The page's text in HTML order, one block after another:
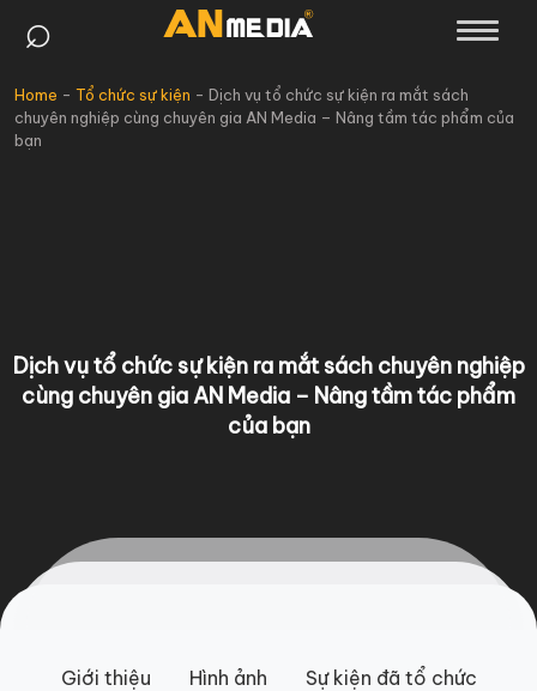
⌕
Home - Tổ chức sự kiện - Dịch vụ tổ chức sự kiện ra mắt sách
chuyên nghiệp cùng chuyên gia AN Media – Nâng tầm tác phẩm của
bạn
Dịch vụ tổ chức sự kiện ra mắt sách chuyên nghiệp
cùng chuyên gia AN Media – Nâng tầm tác phẩm
của bạn
Giới thiệu Hình ảnh
Sự kiện đã tổ chức